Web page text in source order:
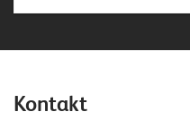
Kontakt